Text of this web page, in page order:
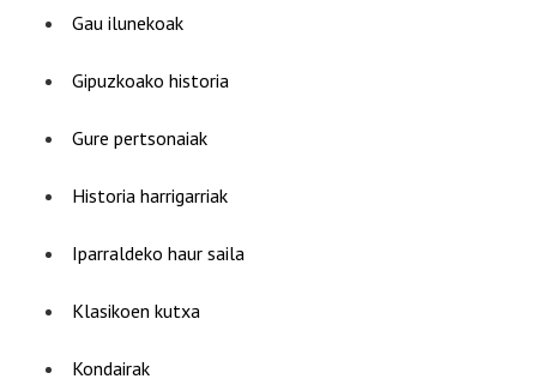
Gau ilunekoak
Gipuzkoako historia
Gure pertsonaiak
Historia harrigarriak
Iparraldeko haur saila
Klasikoen kutxa
Kondairak